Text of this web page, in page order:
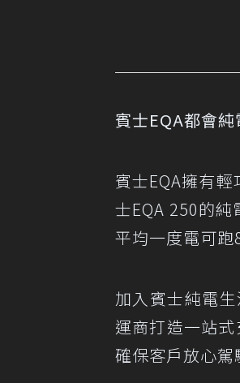
賓士EQA都會
賓士EQA擁有
士EQA 250的
平均一度電可跑
加入賓士純電
運商打造一站
確保客戶放心駕